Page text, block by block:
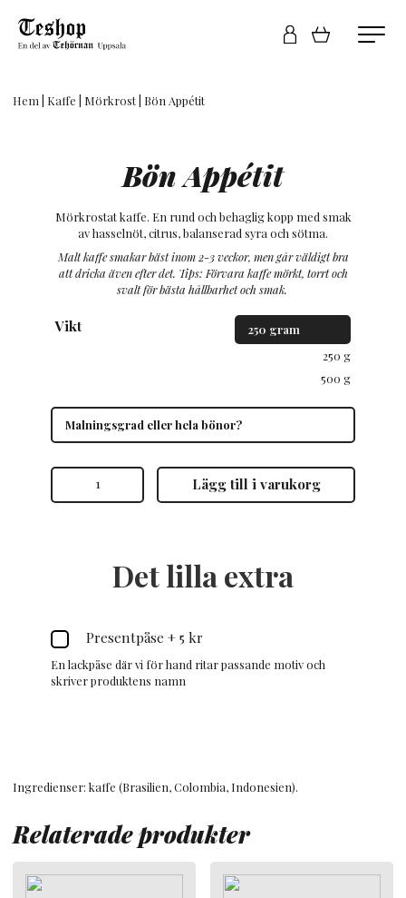
Hem Kaffe Mörkrost | Bön Appétit
Bön Appétit
Mörkrostat kaffe. En rund och behaglig kopp med smak
av hasselnöt, citrus, balanserad syra och sötma.
Malt kaffe smakar bäst inom 2-3 veckor, men går väldigt bra
att dricka även efter det. Tips: Förvara kaffe mörkt, torrt och
svalt för bästa hållbarhet och smak.
Vikt
250 g
500 g
Det lilla extra
Presentpåse + 5 kr
En lackpåse där vi för hand ritar passande motiv och
skriver produktens namn
Bön
Appétit
mängd
Lägg till i varukorg
Ingredienser: kaffe (Brasilien, Colombia, Indonesien).
Relaterade produkter